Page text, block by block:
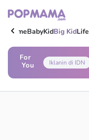
HomeBabyKidBig KidLife
For
You
Iklanin di IDN